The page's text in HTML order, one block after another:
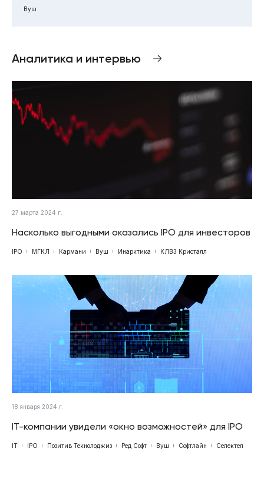
Вуш
Аналитика и интервью
27 марта 2024 г.
Насколько выгодными оказались IPO для инвесторов
IPO МГКЛ Кармани Вуш Инарктика КЛВЗ Кристалл
18 января 2024 г.
IT-компании увидели «окно возможностей» для IPO
IT IPO Позитив Текнолоджиз Ред Софт Вуш Софтлайн Селектел